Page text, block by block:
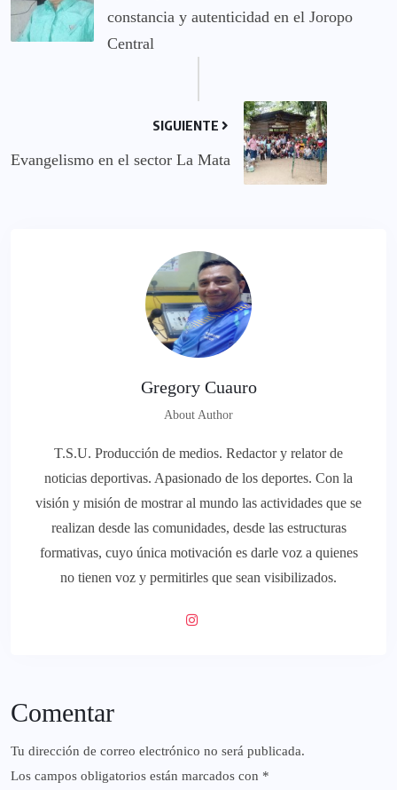
constancia y autenticidad en el Joropo
Central
SIGUIENTE
Evangelismo en el sector La Mata
Gregory Cuauro
About Author
T.S.U. Producción de medios. Redactor y relator de
noticias deportivas. Apasionado de los deportes. Con la
visión y misión de mostrar al mundo las actividades que se
realizan desde las comunidades, desde las estructuras
formativas, cuyo única motivación es darle voz a quienes
no tienen voz y permitirles que sean visibilizados.
Comentar
Tu dirección de correo electrónico no será publicada.
Los campos obligatorios están marcados con *